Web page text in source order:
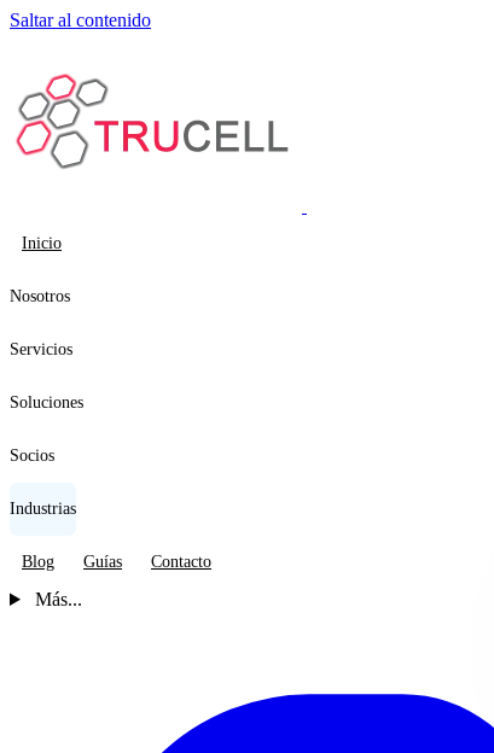
Saltar al contenido
Inicio
Nosotros
Servicios
Soluciones
Socios
Industrias
Blog Guías Contacto
Más...